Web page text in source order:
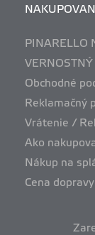
PINARELLO
VERNOSTNÝ
Obchodné
Reklamačný
Vrátenie /
Ako
Nákup na
Cena dopravy